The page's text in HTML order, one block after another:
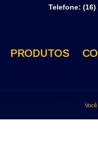
Telefone: (16)
PRODUTOS